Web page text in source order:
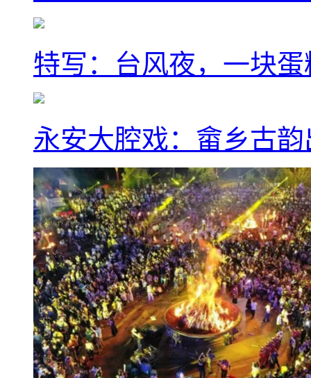
特写：台风夜，一块
永安大腔戏：畲乡古